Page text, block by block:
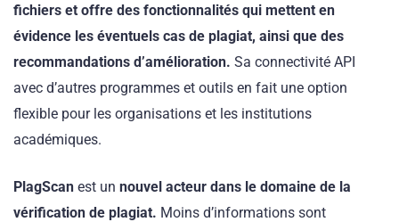
fichiers et offre des fonctionnalités qui mettent en
évidence les éventuels cas de plagiat, ainsi que des
recommandations d’amélioration. Sa connectivité API
avec d’autres programmes et outils en fait une option
flexible pour les organisations et les institutions
académiques.
PlagScan est un nouvel acteur dans le domaine de la
vérification de plagiat. Moins d’informations sont